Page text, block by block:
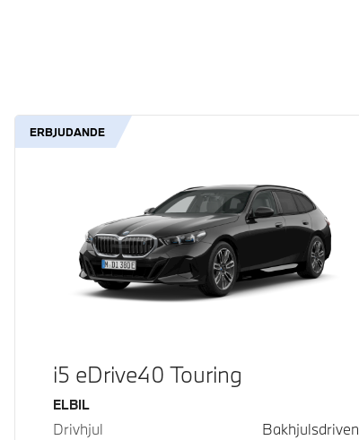
ERBJUDANDE
i5 eDrive40 Touring
Bränsle
ELBIL
Drivhjul
Bakhjulsdriven